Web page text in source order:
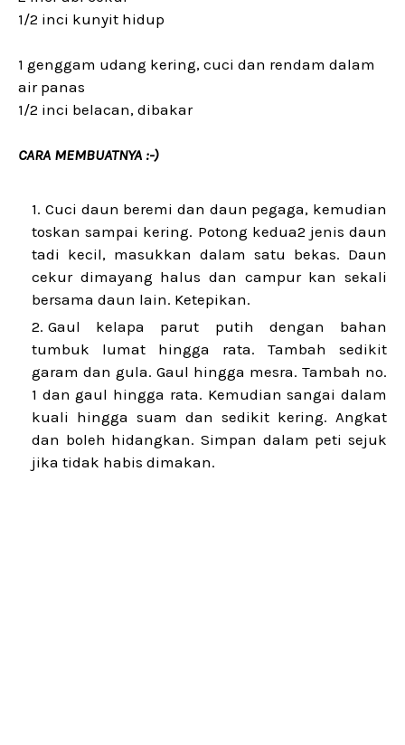
1/2 inci kunyit hidup
1 genggam udang kering, cuci dan rendam dalam
air panas
1/2 inci belacan, dibakar
CARA MEMBUATNYA :-)
Cuci daun beremi dan daun pegaga, kemudian
toskan sampai kering. Potong kedua2 jenis daun
tadi kecil, masukkan dalam satu bekas. Daun
cekur dimayang halus dan campur kan sekali
bersama daun lain. Ketepikan.
Gaul kelapa parut putih dengan bahan
tumbuk lumat hingga rata. Tambah sedikit
garam dan gula. Gaul hingga mesra. Tambah no.
1 dan gaul hingga rata. Kemudian sangai dalam
kuali hingga suam dan sedikit kering. Angkat
dan boleh hidangkan. Simpan dalam peti sejuk
jika tidak habis dimakan.